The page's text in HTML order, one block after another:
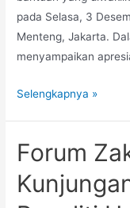
pada Selasa, 3
Menteng, Jakarta.
menyampaikan
Selengkapnya »
Forum